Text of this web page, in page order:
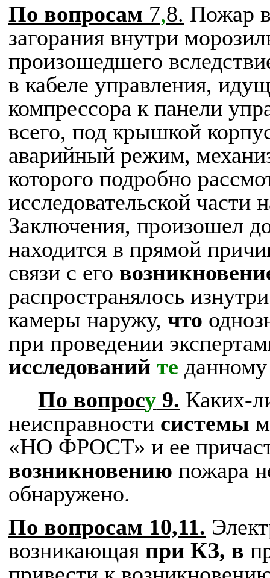
По вопросам 7,8. Пожар
загорания внутри
произошедшего
в кабеле управления,
компрессора к панели
всего, под крышкой
аварийный режим,
которого подробно
исследовательской части
Заключения, произошел
находится в прямой
связи с его
распространялось
камеры наружу, что
при проведении
исследований те
По вопросу 9. Каких-
неисправности системы
«НО ФРОСТ» и ее
возникновению пожара
обнаружено.
По вопросам 10,11.
возникающая при КЗ, в